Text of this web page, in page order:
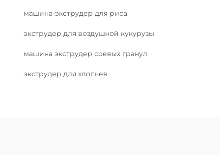
машина-экструдер для риса
экструдер для воздушной кукурузы
машина экструдер соевых гранул
экструдер для хлопьев